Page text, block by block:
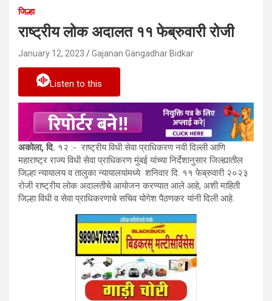
जिल्हा
राष्ट्रीय लोक अदालत ११ फेब्रुवारी रोजी
January 12, 2023 Gajanan Gangadhar Bidkar
Listen to this
अकोला, दि. १२ :- राष्ट्रीय विधी सेवा प्राधिकरण नवी दिल्ली आणि
महाराष्ट्र राज्य विधी सेवा प्राधिकरण मुंबई यांच्या निर्देशानुसार जिल्ह्यातील
जिल्हा न्यायालय व तालुका न्यायालयांमध्ये शनिवार दि. ११ फेब्रुवारी २०२३
रोजी राष्ट्रीय लोक अदालतीचे आयोजन करण्यात आले आहे, अशी माहिती
जिल्हा विधी व सेवा प्राधिकरणाचे सचिव योगेश पैठणकर यांनी दिली आहे.